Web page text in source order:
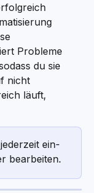
Probleme
du sie
nicht
läuft,
ein-
bearbeiten.